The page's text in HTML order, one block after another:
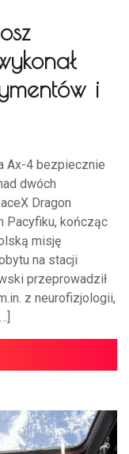
i
Ax-4 bezpiecznie
dwóch
Dragon
Pacyfiku, kończąc
misję
na stacji
przeprowadził
z neurofizjologii,